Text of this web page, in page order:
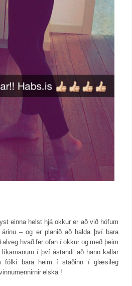
einna helst hjá okkur er að við höfum
– og er planið að halda því bara
hvað fer ofan í okkur og með þeim
í því ástandi að hann kallar
fólki bara heim í staðinn í glæsileg
elska !